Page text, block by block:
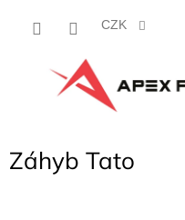
CZK
Záhyb Tato